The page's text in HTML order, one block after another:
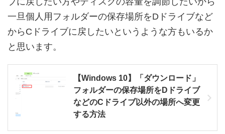
一旦個人用フォルダーの保存場所をDドライブなど
からCドライブに戻したいというような方もいるか
と思います。
【Windows 10】「ダウンロード」
フォルダーの保存場所をDドライブ
などのCドライブ以外の場所へ変更
する方法